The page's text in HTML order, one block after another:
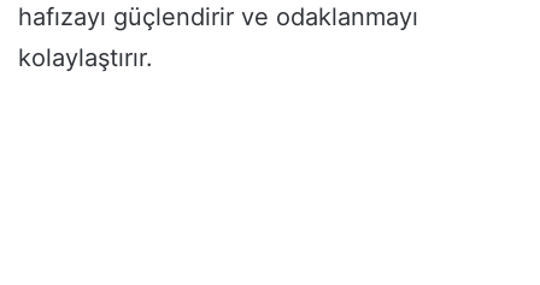
hafızayı güçlendirir ve odaklanmayı
kolaylaştırır.